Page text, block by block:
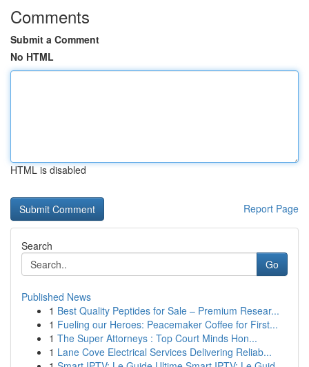
Comments
Submit a Comment
No HTML
HTML is disabled
Report Page
Search
Go
Published News
1 Best Quality Peptides for Sale – Premium Resear...
1 Fueling our Heroes: Peacemaker Coffee for First...
1 The Super Attorneys : Top Court Minds Hon...
1 Lane Cove Electrical Services Delivering Reliab...